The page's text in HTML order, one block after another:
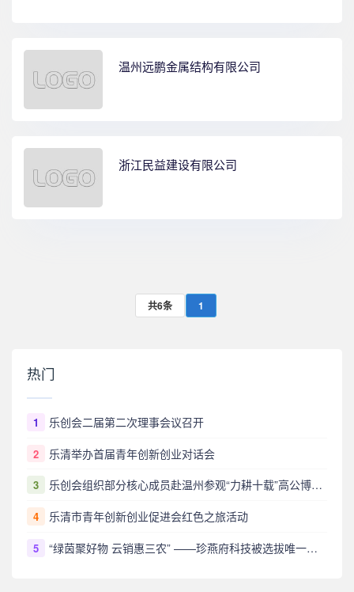
温州远鹏金属结构有限公司
浙江民益建设有限公司
共6条 1
热门
1 乐创会二届第二次理事会议召开
2 乐清举办首届青年创新创业对话会
3 乐创会组织部分核心成员赴温州参观“力耕十载”高公博大师雕书画印艺术展
4 乐清市青年创新创业促进会红色之旅活动
5 “绿茵聚好物 云销惠三农” ——珍燕府科技被选拔唯一代表参展省电商苏品苏货苏超供销专场